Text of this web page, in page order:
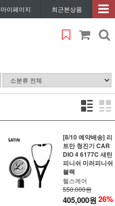
마이페이지 최근본상품
[8/10 예약배송] 리
트만 청진기 CAR
DIO 4 6177C 새틴
피니쉬 미러피니쉬
블랙
헬스케어
550,000원
405,000원26%